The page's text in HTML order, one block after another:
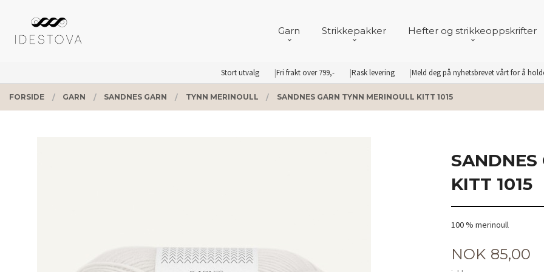
innholdet
Stort utvalg Fri frakt over 799,- Rask levering Meld deg på nyhetsbrevet vårt for å
PRODUKTER
Garn Strikkepakker Hefter og strikkeoppskrifter
FORSIDE GARN SANDNES GARN TYNN MERINOULL SANDNES GARN TYNN MERINOULL KITT 1015
SANDNES
KITT 1015
100 % merinoull
Pris
NOK 85,00